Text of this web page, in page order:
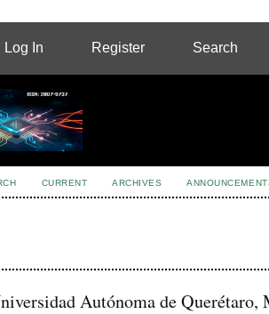
Log In Register Search
CURRENT ARCHIVES
Autónoma de Querétaro,